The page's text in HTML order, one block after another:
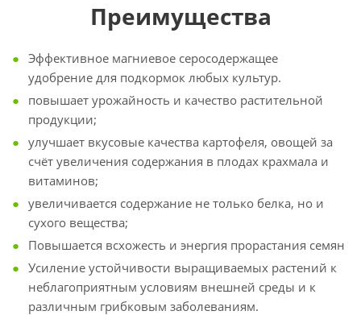
Преимущества
Эффективное магниевое серосодержащее
удобрение для подкормок любых культур.
повышает урожайность и качество растительной
продукции;
улучшает вкусовые качества картофеля, овощей за
счёт увеличения содержания в плодах крахмала и
витаминов;
увеличивается содержание не только белка, но и
сухого вещества;
Повышается всхожесть и энергия прорастания семян
Усиление устойчивости выращиваемых растений к
неблагоприятным условиям внешней среды и к
различным грибковым заболеваниям.